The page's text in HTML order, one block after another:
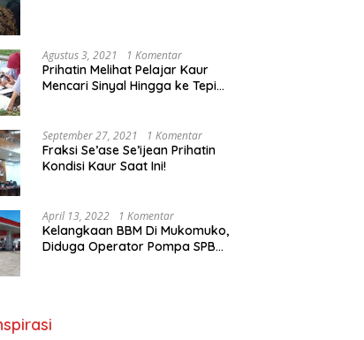
Agustus 3, 2021 1 Komentar
Prihatin Melihat Pelajar Kaur
Mencari Sinyal Hingga ke Tepi
Segera Bertindak
September 27, 2021 1 Komentar
Fraksi Se’ase Se’ijean Prihatin
Kondisi Kaur Saat Ini!
April 13, 2022 1 Komentar
Kelangkaan BBM Di Mukomuko,
Diduga Operator Pompa SPBU